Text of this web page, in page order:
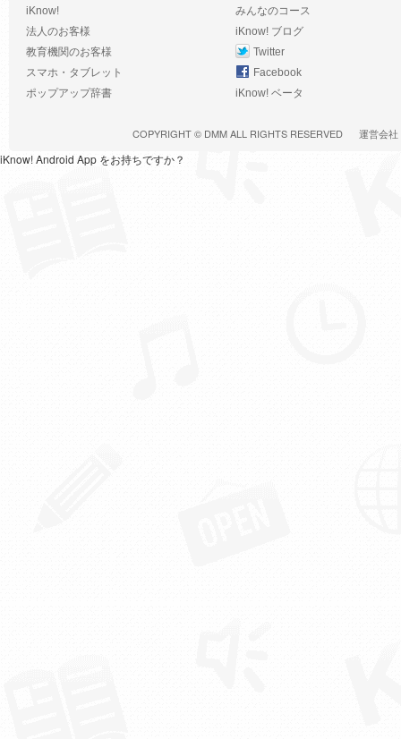
iKnow!
法人のお客様
教育機関のお客様
スマホ・タブレット
ポップアップ辞書
みんなのコース
iKnow! ブログ
Twitter
Facebook
iKnow! ベータ
COPYRIGHT © DMMALL RIGHTS RESERVED 運営会社
iKnow! Android App をお持ちですか？